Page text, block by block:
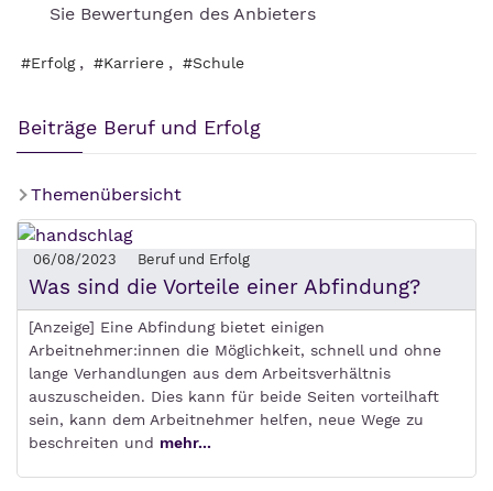
Sie Bewertungen des Anbieters
#Erfolg , #Karriere , #Schule
Beiträge Beruf und Erfolg
Themenübersicht
06/08/2023 Beruf und Erfolg
Was sind die Vorteile einer Abfindung?
[Anzeige] Eine Abfindung bietet einigen
Arbeitnehmer:innen die Möglichkeit, schnell und ohne
lange Verhandlungen aus dem Arbeitsverhältnis
auszuscheiden. Dies kann für beide Seiten vorteilhaft
sein, kann dem Arbeitnehmer helfen, neue Wege zu
beschreiten und mehr...